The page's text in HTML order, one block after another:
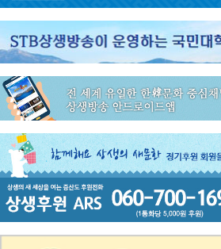
공지사항 ON AIR 서비스 장애 복구 안
공지사항
STB 4월마지막주(4.27~5.3)
STB 4월4주(4.20~4.26) 주
공지사항
STB 4월2주(4.6~4.12) 주간
공지사항
STB 4월1주(3.30~4.5) 주간
공지사항
STB 3월4주(3.23~3.29) 주